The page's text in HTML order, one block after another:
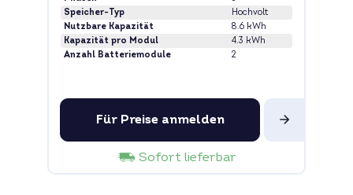
Speicher-Typ
Hochvolt
Nutzbare Kapazität
8.6 kWh
Kapazität pro Modul
4.3 kWh
Anzahl Batteriemodule
2
Für Preise anmelden
Sofort lieferbar